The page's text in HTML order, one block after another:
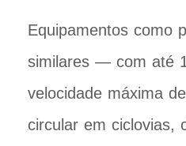
Equipamentos como
similares — com até
velocidade máxima
circular em ciclovias,